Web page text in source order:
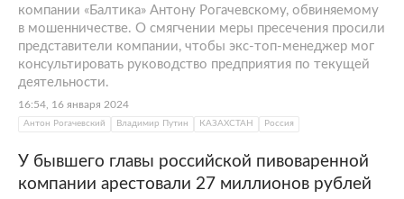
компании «Балтика» Антону Рогачевскому, обвиняемому
в мошенничестве. О смягчении меры пресечения просили
представители компании, чтобы экс-топ-менеджер мог
консультировать руководство предприятия по текущей
деятельности.
16:54, 16 января 2024
Антон Рогачевский Владимир Путин КАЗАХСТАН Россия
У бывшего главы российской пивоваренной
компании арестовали 27 миллионов рублей